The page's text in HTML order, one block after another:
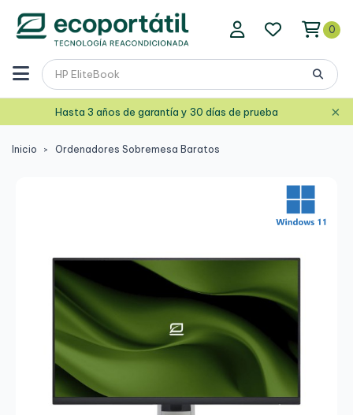
0
Hasta 3 años de garantía y 30 días de prueba ×
Inicio Ordenadores Sobremesa Baratos